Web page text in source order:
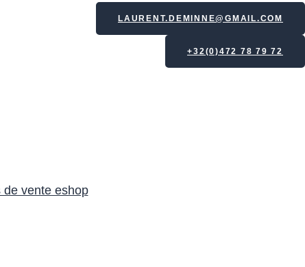
LAURENT.DEMINNE@GMAIL.COM
+32(0)472 78 79 72
vente eshop